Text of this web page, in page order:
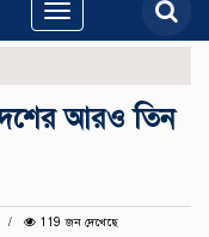
Toggle
navigation
আরও তিন
119 জন দেখেছে